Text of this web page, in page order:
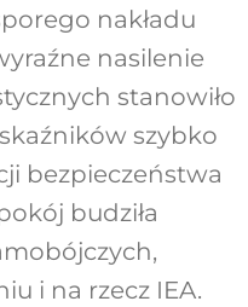
nakładu
nasilenie
stanowiło
szybko
bezpieczeństwa
budziła
i na rzecz IEA.